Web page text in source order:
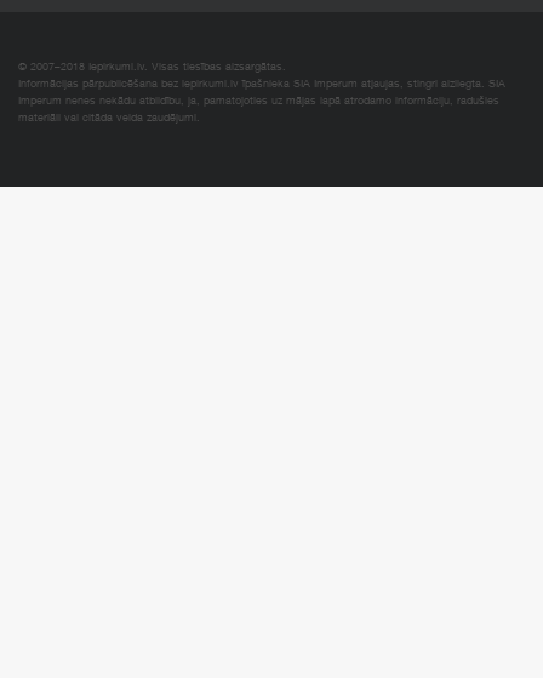
© 2007–2018 Iepirkumi.lv. Visas tiesības aizsargātas.
Informācijas pārpublicēšana bez iepirkumi.lv īpašnieka SIA Imperum atļaujas, stingri aizliegta. SIA
Imperum nenes nekādu atbildību, ja, pamatojoties uz mājas lapā atrodamo informāciju, radušies
materiāli vai citāda veida zaudējumi.